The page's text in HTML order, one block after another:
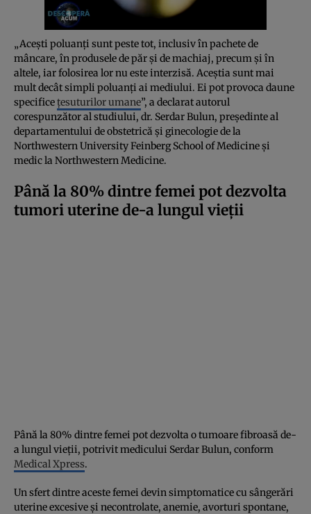
„Acești poluanți sunt peste tot, inclusiv în pachete de
mâncare, în produsele de păr și de machiaj, precum și în
altele, iar folosirea lor nu este interzisă. Aceștia sunt mai
mult decât simpli poluanți ai mediului. Ei pot provoca daune
specificețesuturilor umane”, a declarat autorul
corespunzător al studiului, dr. Serdar Bulun, președinte al
departamentului de obstetrică și ginecologie de la
Northwestern University Feinberg School of Medicine și
medic la Northwestern Medicine.
Până la 80% dintre femei pot dezvolta
tumori uterine de-a lungul vieții
Până la 80% dintre femei pot dezvolta o tumoare fibroasă de-
a lungul vieții, potrivit medicului Serdar Bulun, conform
Medical Xpress.
Un sfert dintre aceste femei devin simptomatice cu sângerări
uterine excesive și necontrolate, anemie, avorturi spontane,